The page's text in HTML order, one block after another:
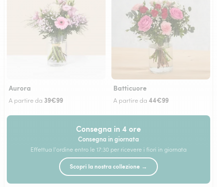
Aurora
A partire da 39€99
Batticuore
A partire da 44€99
Consegna in 4 ore
Consegna in giornata
Effettua l'ordine entro le 17:30 per ricevere i fiori in giornata
Scopri la nostra collezione →